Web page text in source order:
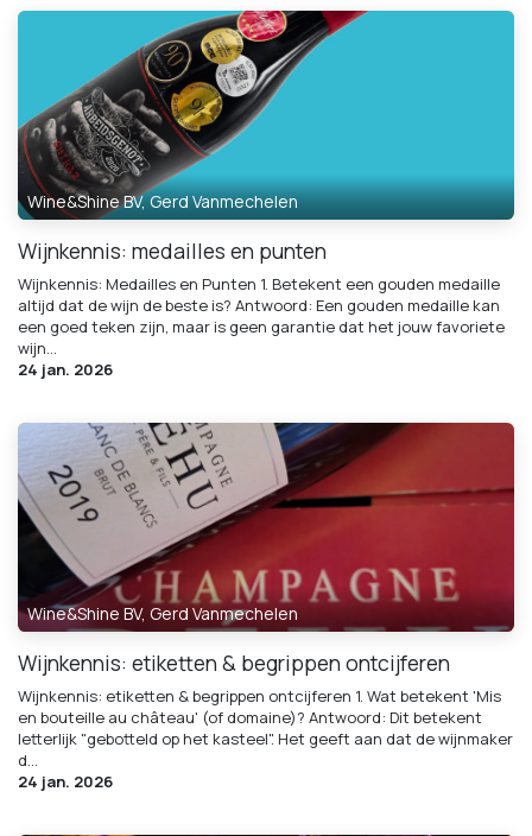
Wine&Shine BV, Gerd Vanmechelen
Wijnkennis: medailles en punten
Wijnkennis: Medailles en Punten 1. Betekent een gouden medaille
altijd dat de wijn de beste is? Antwoord: Een gouden medaille kan
een goed teken zijn, maar is geen garantie dat het jouw favoriete
wijn...
24 jan. 2026
Wine&Shine BV, Gerd Vanmechelen
Wijnkennis: etiketten & begrippen ontcijferen
Wijnkennis: etiketten & begrippen ontcijferen 1. Wat betekent 'Mis
en bouteille au château' (of domaine)? Antwoord: Dit betekent
letterlijk "gebotteld op het kasteel". Het geeft aan dat de wijnmaker
d...
24 jan. 2026